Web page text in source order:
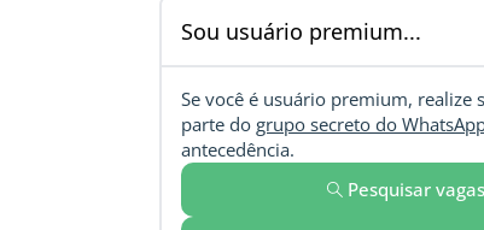
Sou usuário premium...
Se você é usuário premium, realize
parte do grupo secreto do
antecedência.
Pesquisar